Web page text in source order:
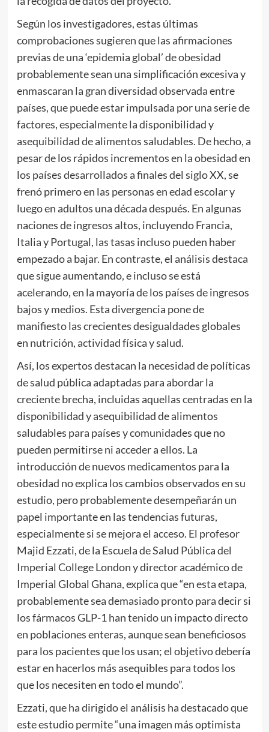
Según los investigadores, estas últimas
comprobaciones sugieren que las afirmaciones
previas de una ‘epidemia global’ de obesidad
probablemente sean una simplificación excesiva y
enmascaran la gran diversidad observada entre
países, que puede estar impulsada por una serie de
factores, especialmente la disponibilidad y
asequibilidad de alimentos saludables. De hecho, a
pesar de los rápidos incrementos en la obesidad en
los países desarrollados a finales del siglo XX, se
frenó primero en las personas en edad escolar y
luego en adultos una década después. En algunas
naciones de ingresos altos, incluyendo Francia,
Italia y Portugal, las tasas incluso pueden haber
empezado a bajar. En contraste, el análisis destaca
que sigue aumentando, e incluso se está
acelerando, en la mayoría de los países de ingresos
bajos y medios. Esta divergencia pone de
manifiesto las crecientes desigualdades globales
en nutrición, actividad física y salud.
Así, los expertos destacan la necesidad de políticas
de salud pública adaptadas para abordar la
creciente brecha, incluidas aquellas centradas en la
disponibilidad y asequibilidad de alimentos
saludables para países y comunidades que no
pueden permitirse ni acceder a ellos. La
introducción de nuevos medicamentos para la
obesidad no explica los cambios observados en su
estudio, pero probablemente desempeñarán un
papel importante en las tendencias futuras,
especialmente si se mejora el acceso. El profesor
Majid Ezzati, de la Escuela de Salud Pública del
Imperial College London y director académico de
Imperial Global Ghana, explica que “en esta etapa,
probablemente sea demasiado pronto para decir si
los fármacos GLP-1 han tenido un impacto directo
en poblaciones enteras, aunque sean beneficiosos
para los pacientes que los usan; el objetivo debería
estar en hacerlos más asequibles para todos los
que los necesiten en todo el mundo”.
Ezzati, que ha dirigido el análisis ha destacado que
este estudio permite “una imagen más optimista